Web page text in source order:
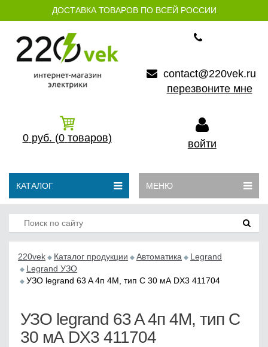
ДОСТАВКА ТОВАРОВ ПО ВСЕЙ РОССИИ
contact@220vek.ru
перезвоните мне
0 руб. (0 товаров) войти
КАТАЛОГ МЕНЮ
220vek Каталог продукции Автоматика
Legrand
Legrand УЗО
УЗО legrand 63 A 4п 4М, тип С 30 мА DX3 411704
УЗО legrand 63 A 4п 4М, тип С
30 мА DX3 411704